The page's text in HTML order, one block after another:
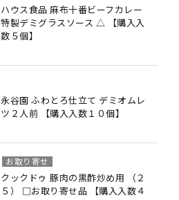
ハウス食品 麻布十番ビーフカレー
特製デミグラスソース △ 【購入入
数５個】
永谷園 ふわとろ仕立て デミオムレ
ツ２人前 【購入入数１０個】
クックドゥ 豚肉の黒酢炒め用 （２
５） □お取り寄せ品 【購入入数４
お取り寄せ